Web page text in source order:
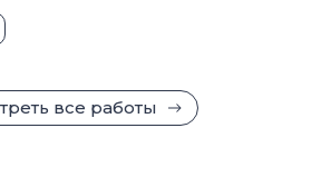
все работы